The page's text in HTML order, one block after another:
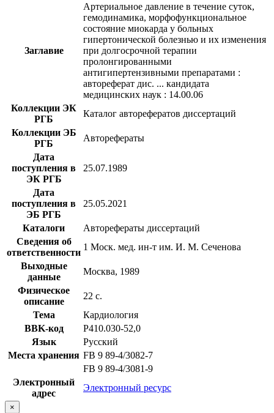
Заглавие
Артериальное давление в течение суток,
гемодинамика, морфофункциональное
состояние миокарда у больных
гипертонической болезнью и их изменения
при долгосрочной терапии
пролонгированными
антигипертензивными препаратами :
автореферат дис. ... кандидата
медицинских наук : 14.00.06
Коллекции ЭК
РГБ
Каталог авторефератов диссертаций
Коллекции ЭБ
РГБ
Авторефераты
Дата
поступления в
ЭК РГБ
25.07.1989
Дата
поступления в
ЭБ РГБ
25.05.2021
Каталоги
Авторефераты диссертаций
Сведения об
ответственности
1 Моск. мед. ин-т им. И. М. Сеченова
Выходные
данные
Москва, 1989
Физическое
описание
22 с.
Тема
Кардиология
BBK-код
Р410.030-52,0
Язык
Русский
Места хранения FB 9 89-4/3082-7
FB 9 89-4/3081-9
Электронный
адрес
Электронный ресурс
×